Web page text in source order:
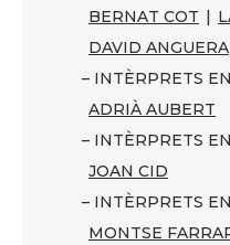
BERNAT COT
DAVID ANGUERA
– INTÈRPRETS
ADRIÀ AUBERT
– INTÈRPRETS
JOAN CID
– INTÈRPRETS
MONTSE